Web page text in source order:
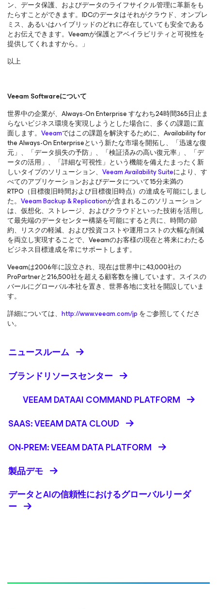
ン、データ保護、およびデータのライフサイクル管理に革新をも
たらすことができます。IDCのデータはそれがクラウド、オンプレ
ミス、あるいはハイブリッドのどれに存在していても安全である
とお伝えできます。Veeamが保護とアベイラビリティと可視性を
提供してくれますから。」
以上
Veeam Softwareについて
世界中の企業が、Always-On Enterprise すなわち24時間365日止ま
らないビジネス環境を実現しようとした場合に、多くの課題に直
面します。 Veeamではこの課題を解決するために、Availability for
the Always-On Enterpriseという新たな市場を開拓し、「迅速な復
元」、「データ損失の予防」、「検証済みの高い復元率」、「デ
ータの活用」、「詳細な可視性」という機能を備えたまったく新
しいタイプのソリューション、 Veeam Availability Suiteにより、す
べてのアプリケーションおよびデータについて15分未満の
RTPO（目標復旧時間および目標復旧時点）の達成を可能にしまし
た。 Veeam Backup & Replicationが含まれるこのソリューション
は、仮想化、ストレージ、およびクラウドといった技術を活用し
て最先端のデータセンター構築を可能にすると共に、時間の節
約、リスクの軽減、および投資コストや運用コストの大幅な削減
を両立し実現することで、Veeamのお客様の現在と将来にわたる
ビジネス目標達成を常にサポートします。
Veeamは2006年に設立され、現在は世界中に43,000社の
ProPartnerと216,500社を超える顧客数を擁しています。スイスの
バールにグローバル本社を置き、世界各地に支社を開設していま
す。
詳細については、 http://www.veeam.com/jp をご参照してくださ
い。
ニュースルーム
ブランドリソースセンター
VEEAM DATAAI COMMAND PLATFORM
SAAS: VEEAM DATA CLOUD
ON-PREM: VEEAM DATA PLATFORM
製品デモ
データとAIの信頼性におけるグローバルリーダ
ー